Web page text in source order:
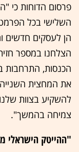
השלישי בכל
הן לעסקים חדשים
הצלחנו במספר
הכנסות, התרחבות
להשקיע בצוות
צמיחה בהמשך".
"ההייטק הישראלי